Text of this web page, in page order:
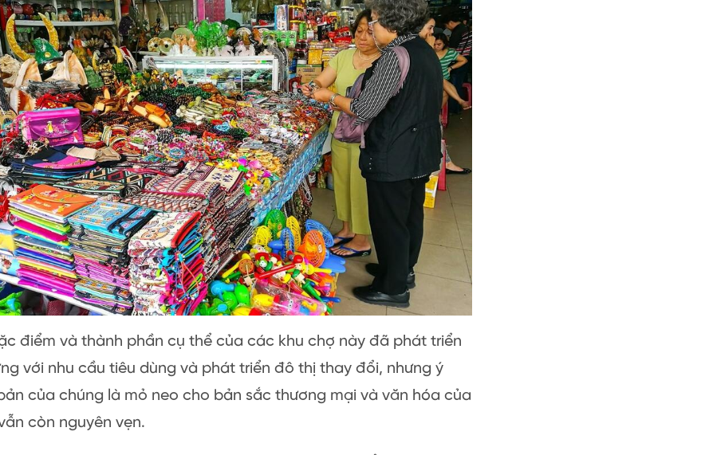
điểm và thành phần cụ thể của các khu chợ này đã phát triển
với nhu cầu tiêu dùng và phát triển đô thị thay đổi, nhưng ý
của chúng là mỏ neo cho bản sắc thương mại và văn hóa của
còn nguyên vẹn.